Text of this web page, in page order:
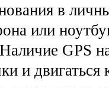
в
или
GPS
и